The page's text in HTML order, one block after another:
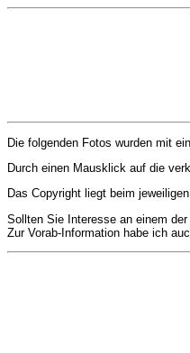
Die folgenden Fotos wurden mit
Durch einen Mausklick auf die
Das Copyright liegt beim
Sollten Sie Interesse an einem
Zur Vorab-Information habe ich